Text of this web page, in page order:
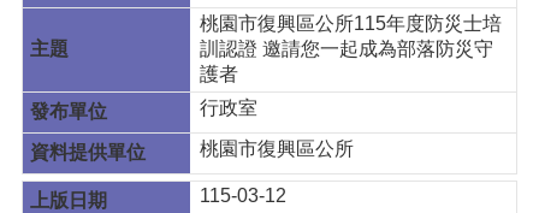
桃園市復興區公所115年度防災士培
訓認證 邀請您一起成為部落防災守
護者
行政室
桃園市復興區公所
115-03-12